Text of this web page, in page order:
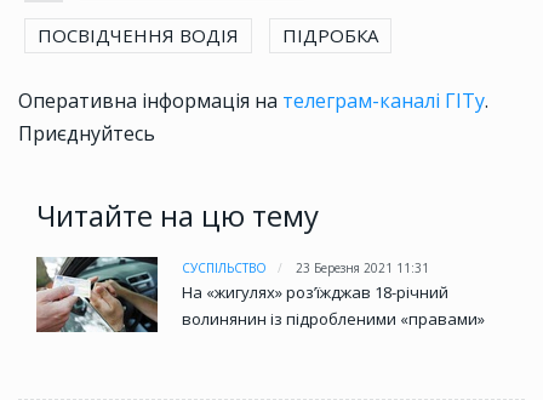
ПОСВІДЧЕННЯ ВОДІЯ ПІДРОБКА
Оперативна інформація на телеграм-каналі ГІТу.
Приєднуйтесь
Читайте на цю тему
СУСПІЛЬСТВО 23 Березня 2021 11:31
На «жигулях» роз’їжджав 18-річний
волинянин із підробленими «правами»